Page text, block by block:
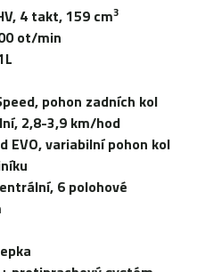
4 takt, 159 cm3
ot/min
pohon zadních kol
2,8-3,9 km/hod
EVO, variabilní pohon kol
, 6 polohové